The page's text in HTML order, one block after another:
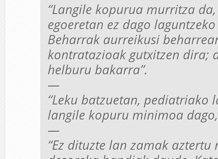
“Langile kopurua murritza
egoeretan ez dago
Beharrak aurreikusi
kontratazioak gutxitzen dira;
helburu bakarra”.
—
“Leku batzuetan, pediatriako
langile kopuru minimoa
—
“Ez dituzte lan zamak aztertu